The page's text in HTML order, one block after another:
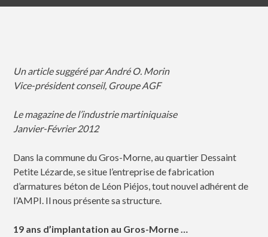
Un article suggéré par André O. Morin
Vice-président conseil, Groupe AGF
Le magazine de l’industrie martiniquaise
Janvier-Février 2012
Dans la commune du Gros-Morne, au quartier Dessaint
Petite Lézarde, se situe l’entreprise de fabrication
d’armatures béton de Léon Piéjos, tout nouvel adhérent de
l’AMPI. Il nous présente sa structure.
19 ans d’implantation au Gros-Morne …